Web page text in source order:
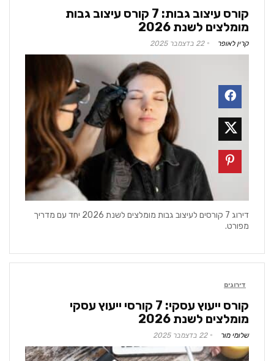
קורס עיצוב גבות: 7 קורס עיצוב גבות
מומלצים לשנת 2026
קרין לאופר 22 בדצמבר 2025
דירוג 7 קורסים לעיצוב גבות מומלצים לשנת 2026 יחד עם מדריך
מפורט.
דירוגים
קורס ייעוץ עסקי: 7 קורסי ייעוץ עסקי
מומלצים לשנת 2026
שלומי מור 22 בדצמבר 2025